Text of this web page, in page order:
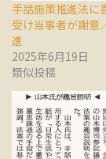
手話施策推進法に
受け当事者が謝意
進
2025年6月19日
類似投稿